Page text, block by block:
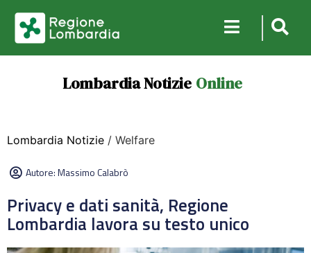
Lombardia Notizie Online
Lombardia Notizie / Welfare
Autore:Massimo Calabrò
Privacy e dati sanità, Regione
Lombardia lavora su testo unico